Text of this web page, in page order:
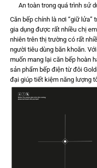
An toàn trong quá trình sử
Căn bếp chính là nơi “giữ lửa”
gia dụng được rất nhiều chị
nhiên trên thị trường có rất
người tiêu dùng băn khoăn.
muốn mang lại căn bếp hoàn
sản phẩm bếp điện từ đôi
đại giúp tiết kiệm năng lượng